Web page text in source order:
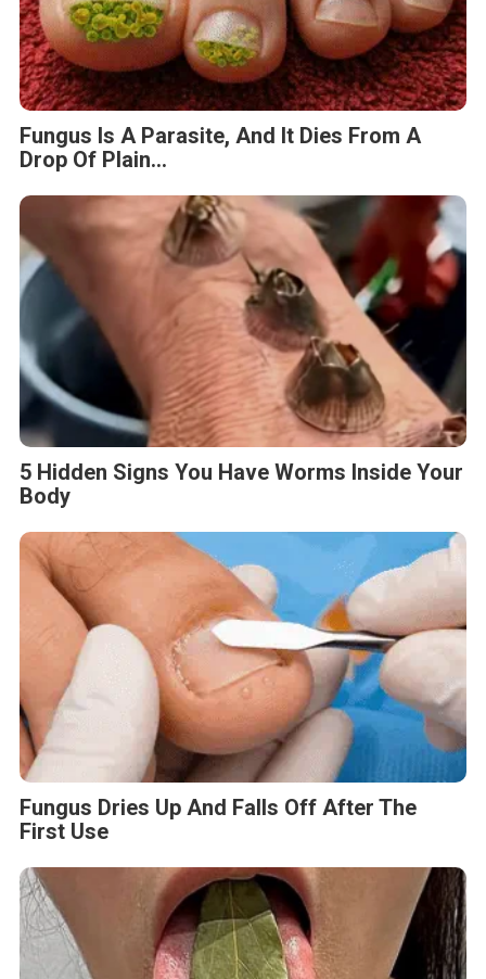
Fungus Is A Parasite, And It Dies From A
Drop Of Plain...
5 Hidden Signs You Have Worms Inside Your
Body
Fungus Dries Up And Falls Off After The
First Use